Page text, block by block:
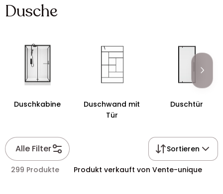
Dusche
Duschkabine
Duschwand mit
Tür
Duschtür
Alle Filter Sortieren
299 Produkte Produkt verkauft von Vente-unique